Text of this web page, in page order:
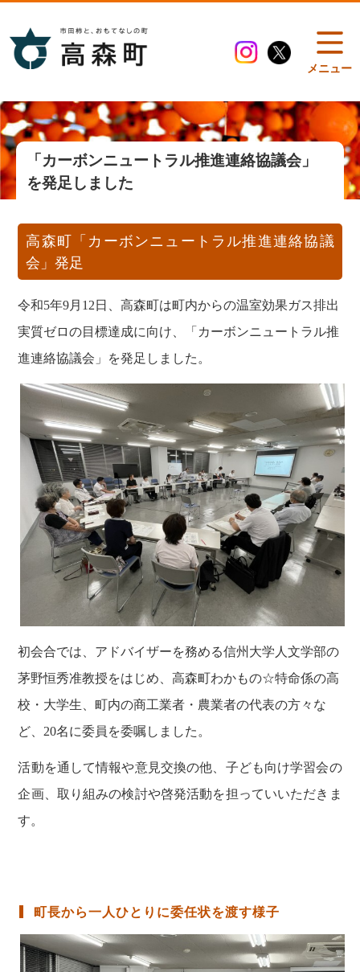
メニュー
「カーボンニュートラル推進連絡協議会」
を発足しました
高森町「カーボンニュートラル推進連絡協議
会」発足
令和5年9月12日、高森町は町内からの温室効果ガス排出
実質ゼロの目標達成に向け、「カーボンニュートラル推
進連絡協議会」を発足しました。
初会合では、アドバイザーを務める信州大学人文学部の
茅野恒秀准教授をはじめ、高森町わかもの☆特命係の高
校・大学生、町内の商工業者・農業者の代表の方々な
ど、20名に委員を委嘱しました。
活動を通して情報や意見交換の他、子ども向け学習会の
企画、取り組みの検討や啓発活動を担っていいただきま
す。
町長から一人ひとりに委任状を渡す様子